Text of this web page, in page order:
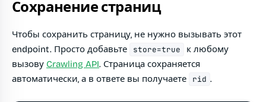
Сохранение страниц
Чтобы сохранить страницу, не нужно вызывать этот
endpoint. Просто добавьте
store=true
к любому
вызову Crawling API. Страница сохраняется
автоматически, а в ответе вы получаете
rid .